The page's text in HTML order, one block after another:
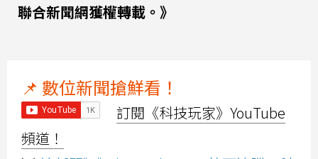
聯合新聞網獲權轉載。》
📌 數位新聞搶鮮看！
訂閱《科技玩家》YouTube
頻道！